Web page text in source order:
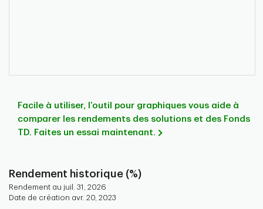
Facile à utiliser, l’outil pour graphiques vous aide à
comparer les rendements des solutions et des Fonds
TD. Faites un essai maintenant.
Rendement historique (%)
Rendement au juil. 31, 2026
Date de création avr. 20, 2023